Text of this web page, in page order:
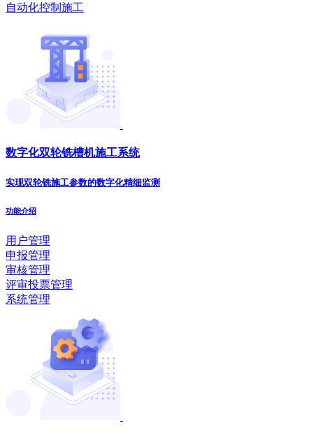
自动化控制施工
数字化双轮铣槽机施工系统
实现双轮铣施工参数的数字化精细监测
功能介绍
用户管理
申报管理
审核管理
评审投票管理
系统管理